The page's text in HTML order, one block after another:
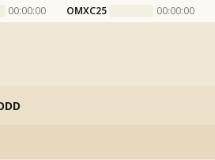
00:00:00 OMXC25 00:00:00